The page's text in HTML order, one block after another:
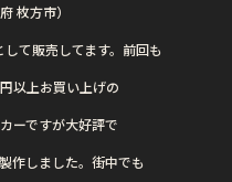
枚方市）
て販売してます。前回も
以上お買い上げの
ーですが大好評で
作しました。街中でも